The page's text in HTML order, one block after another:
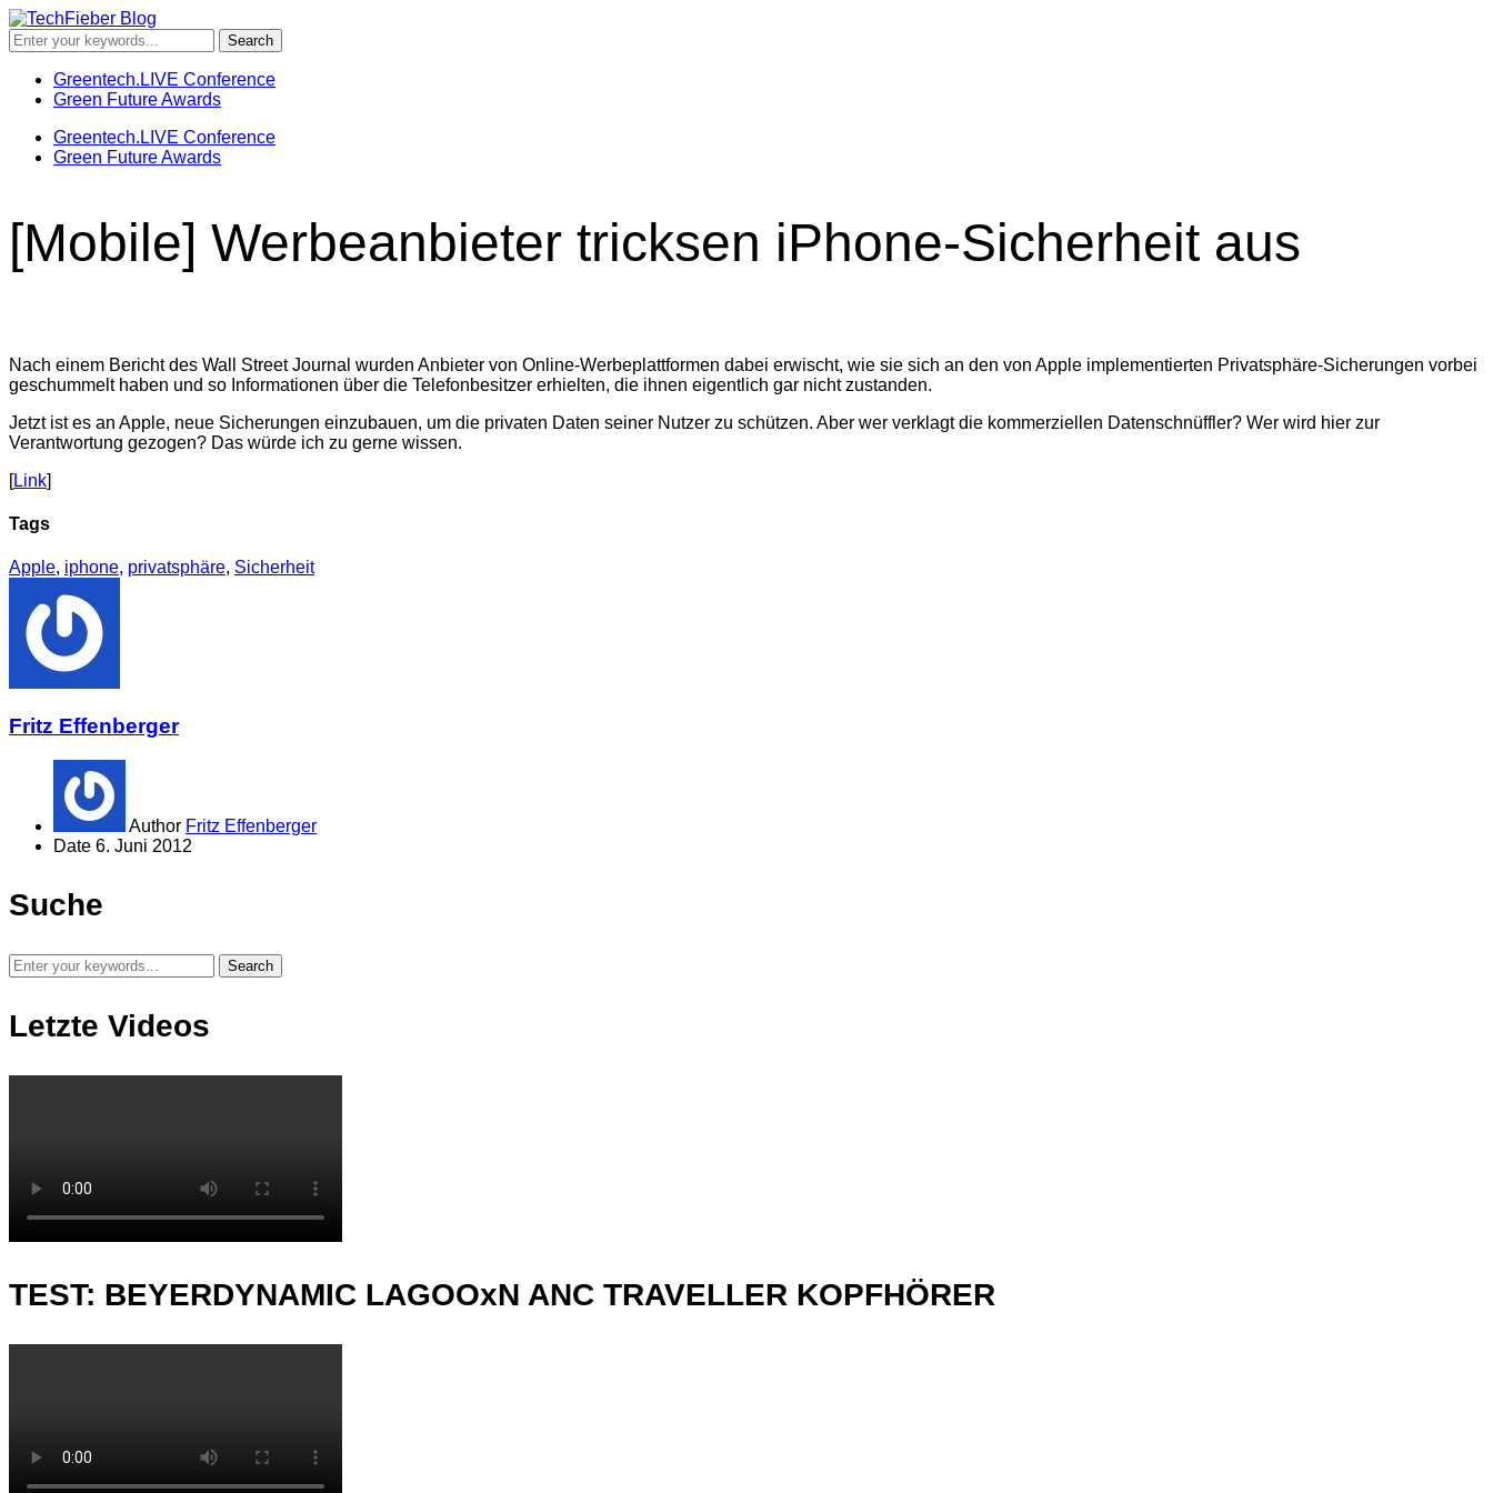
Greentech.LIVE Conference
Green Future Awards
Greentech.LIVE Conference
Green Future Awards
[Mobile] Werbeanbieter tricksen iPhone-Sicherheit aus
Nach einem Bericht des Wall Street Journal wurden Anbieter von Online-Werbeplattformen dabei erwischt, wie sie sich an den von Apple implementierten Privatsphäre-Sicherungen vorbei
geschummelt haben und so Informationen über die Telefonbesitzer erhielten, die ihnen eigentlich gar nicht zustanden.
Jetzt ist es an Apple, neue Sicherungen einzubauen, um die privaten Daten seiner Nutzer zu schützen. Aber wer verklagt die kommerziellen Datenschnüffler? Wer wird hier zur
Verantwortung gezogen? Das würde ich zu gerne wissen.
[Link]
Tags
Apple, iphone, privatsphäre, Sicherheit
Fritz Effenberger
Author Fritz Effenberger
Date 6. Juni 2012
Suche
Letzte Videos
TEST: BEYERDYNAMIC LAGOOxN ANC TRAVELLER KOPFHÖRER